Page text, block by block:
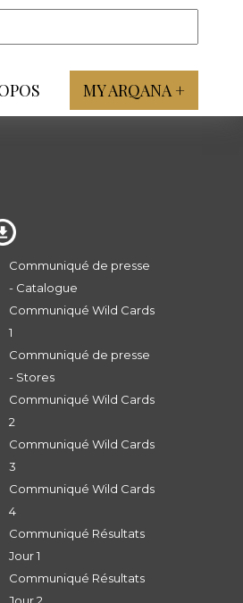
MY ARQANA +
Communiqué de presse
- Catalogue
Communiqué Wild Cards
1
Communiqué de presse
- Stores
Communiqué Wild Cards
2
Communiqué Wild Cards
3
Communiqué Wild Cards
4
Communiqué Résultats
Jour 1
Communiqué Résultats